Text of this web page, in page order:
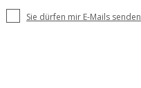
Sie dürfen mir E-Mails senden